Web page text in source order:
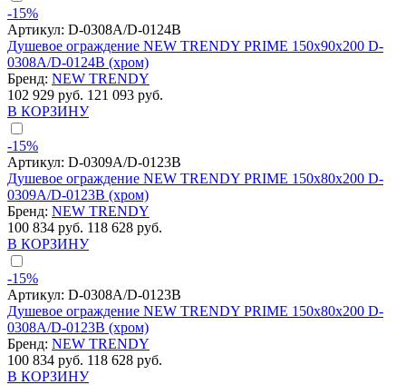
-15%
Артикул: D-0308A/D-0124B
Душевое ограждение NEW TRENDY PRIME 150x90x200 D-
0308A/D-0124B (хром)
Бренд: NEW TRENDY
102 929 руб. 121 093 руб.
В КОРЗИНУ
-15%
Артикул: D-0309A/D-0123B
Душевое ограждение NEW TRENDY PRIME 150x80x200 D-
0309A/D-0123B (хром)
Бренд: NEW TRENDY
100 834 руб. 118 628 руб.
В КОРЗИНУ
-15%
Артикул: D-0308A/D-0123B
Душевое ограждение NEW TRENDY PRIME 150x80x200 D-
0308A/D-0123B (хром)
Бренд: NEW TRENDY
100 834 руб. 118 628 руб.
В КОРЗИНУ